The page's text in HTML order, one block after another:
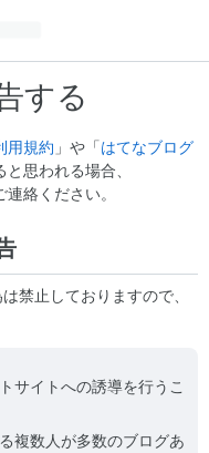
する
用規約 」や「はてなブログ
と思われる場合、
絡ください。
禁止しておりますので、
サイトへの誘導を行うこ
複数人が多数のブログあ